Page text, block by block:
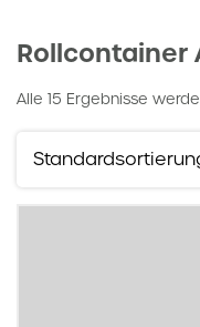
Rollcontainer
Alle 15 Ergebnisse